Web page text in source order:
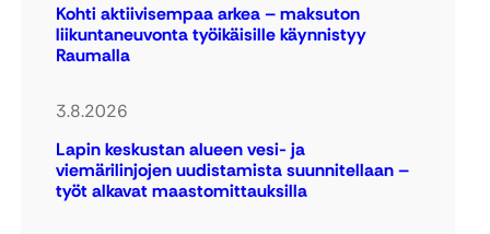
Kohti aktiivisempaa arkea – maksuton
liikuntaneuvonta työikäisille käynnistyy
Raumalla
3.8.2026
Lapin keskustan alueen vesi- ja
viemärilinjojen uudistamista suunnitellaan –
työt alkavat maastomittauksilla